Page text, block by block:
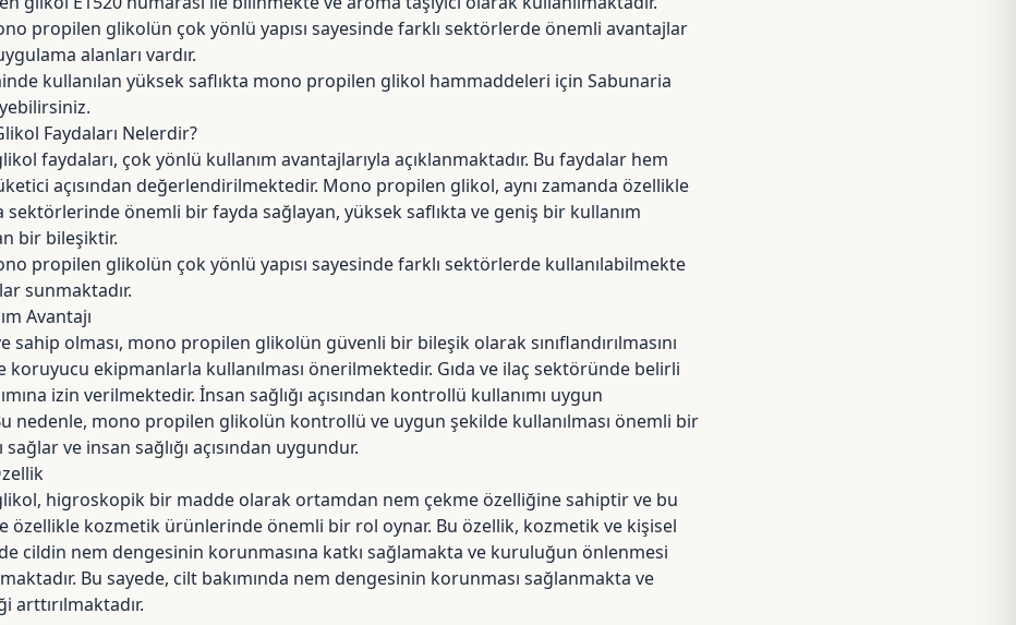
propilen glikolün çok yönlü yapısı sayesinde farklı sektörlerde önemli avantajlar
alanları vardır.
kullanılan yüksek saflıkta mono propilen glikol hammaddeleri için Sabunaria
Faydaları Nelerdir?
faydaları, çok yönlü kullanım avantajlarıyla açıklanmaktadır. Bu faydalar hem
açısından değerlendirilmektedir. Mono propilen glikol, aynı zamanda özellikle
sektörlerinde önemli bir fayda sağlayan, yüksek saflıkta ve geniş bir kullanım
bir bileşiktir.
propilen glikolün çok yönlü yapısı sayesinde farklı sektörlerde kullanılabilmekte
sunmaktadır.
Avantajı
sahip olması, mono propilen glikolün güvenli bir bileşik olarak sınıflandırılmasını
koruyucu ekipmanlarla kullanılması önerilmektedir. Gıda ve ilaç sektöründe belirli
izin verilmektedir. İnsan sağlığı açısından kontrollü kullanımı uygun
nedenle, mono propilen glikolün kontrollü ve uygun şekilde kullanılması önemli bir
ve insan sağlığı açısından uygundur.
higroskopik bir madde olarak ortamdan nem çekme özelliğine sahiptir ve bu
özellikle kozmetik ürünlerinde önemli bir rol oynar. Bu özellik, kozmetik ve kişisel
cildin nem dengesinin korunmasına katkı sağlamakta ve kuruluğun önlenmesi
Bu sayede, cilt bakımında nem dengesinin korunması sağlanmakta ve